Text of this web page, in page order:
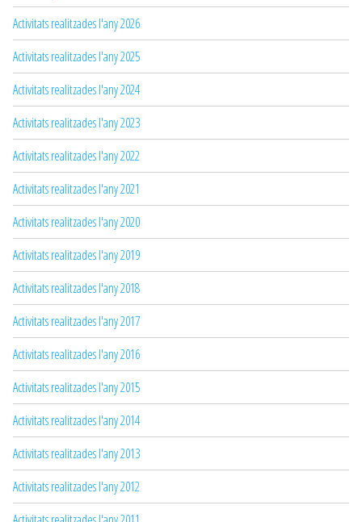
Activitats realitzades l'any 2026
Activitats realitzades l'any 2025
Activitats realitzades l'any 2024
Activitats realitzades l'any 2023
Activitats realitzades l'any 2022
Activitats realitzades l'any 2021
Activitats realitzades l'any 2020
Activitats realitzades l'any 2019
Activitats realitzades l'any 2018
Activitats realitzades l'any 2017
Activitats realitzades l'any 2016
Activitats realitzades l'any 2015
Activitats realitzades l'any 2014
Activitats realitzades l'any 2013
Activitats realitzades l'any 2012